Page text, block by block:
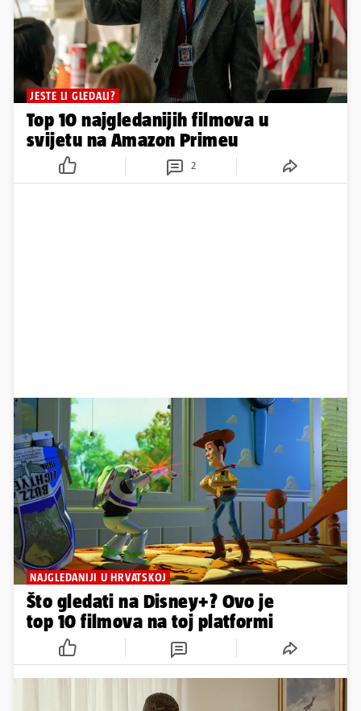
JESTE LI GLEDALI?
Top 10 najgledanijih filmova u
svijetu na Amazon Primeu
2
NAJGLEDANIJI U HRVATSKOJ
Što gledati na Disney+? Ovo je
top 10 filmova na toj platformi